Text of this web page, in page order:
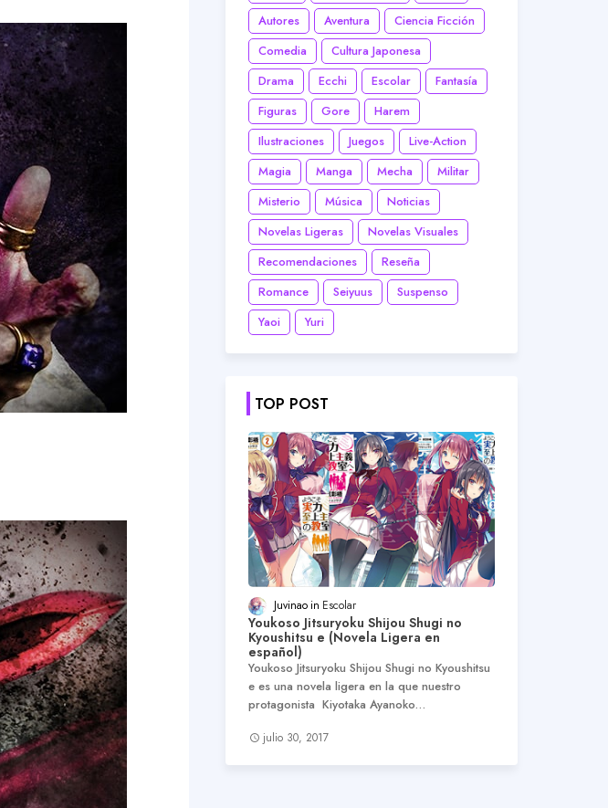
Autores
Aventura
Ciencia Ficción
Comedia
Cultura Japonesa
Drama
Ecchi Escolar
Fantasía
Figuras
Gore
Harem
Ilustraciones
Juegos
Live-Action
Magia
Manga Mecha
Militar
Misterio
Música
Noticias
Novelas Ligeras
Novelas Visuales
Recomendaciones
Reseña
Romance
Seiyuus
Suspenso
Yaoi
Yuri
TOP POST
Juvinao Escolar
Youkoso Jitsuryoku Shijou Shugi no
Kyoushitsu e (Novela Ligera en
español)
Youkoso Jitsuryoku Shijou Shugi no Kyoushitsu
e es una novela ligera en la que nuestro
protagonista Kiyotaka Ayanoko…
julio 30, 2017